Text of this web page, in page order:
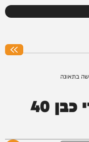
תיעוד מהזירה: חרדי כבן 40